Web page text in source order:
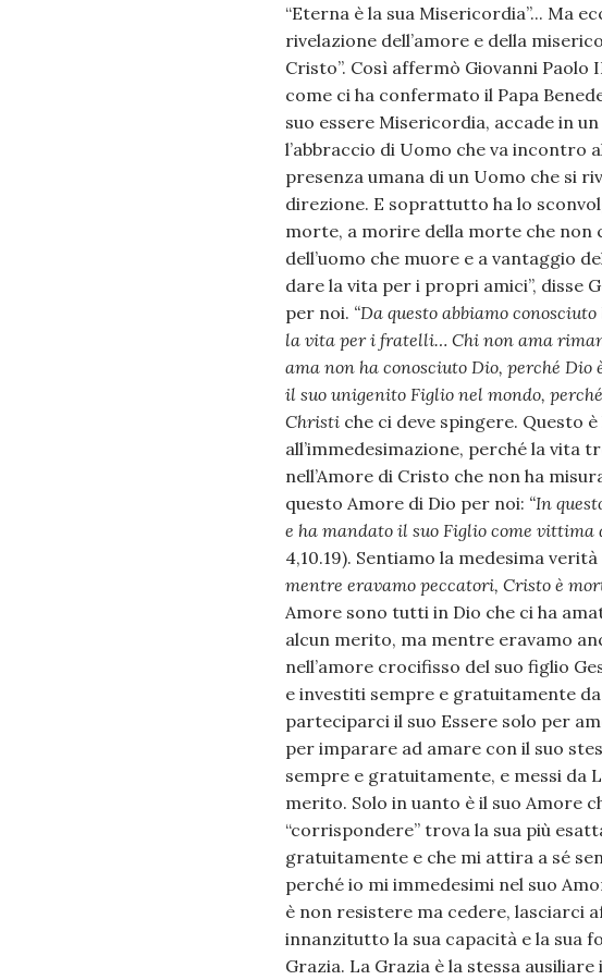
“Eterna è la sua Misericordia”... Ma
rivelazione dell’amore e della
Cristo”. Così affermò Giovanni Paolo
come ci ha confermato il Papa
suo essere Misericordia, accade in
l’abbraccio di Uomo che va incontro
presenza umana di un Uomo che si
direzione. E soprattutto ha lo
morte, a morire della morte che non
dell’uomo che muore e a vantaggio
dare la vita per i propri amici”, disse
per noi. “Da questo abbiamo
la vita per i fratelli… Chi non ama
ama non ha conosciuto Dio, perché Dio
il suo unigenito Figlio nel mondo,
Christiche ci deve spingere. Questo
all’immedesimazione, perché la vita
nell’Amore di Cristo che non ha
questo Amore di Dio per noi: “In
e ha mandato il suo Figlio come
4,10.19). Sentiamo la medesima
mentre eravamo peccatori, Cristo è
Amore sono tutti in Dio che ci ha
alcun merito, ma mentre eravamo
nell’amore crocifisso del suo figlio
e investiti sempre e gratuitamente
parteciparci il suo Essere solo per
per imparare ad amare con il suo
sempre e gratuitamente, e messi da
merito. Solo in uanto è il suo Amore
“corrispondere” trova la sua più
gratuitamente e che mi attira a sé
perché io mi immedesimi nel suo
è non resistere ma cedere, lasciarci
innanzitutto la sua capacità e la sua
Grazia. La Grazia è la stessa